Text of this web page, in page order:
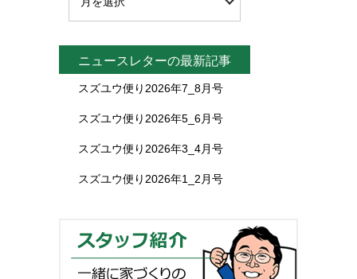
ニュースレターの最新記事
スズユウ便り2026年7_8月号
スズユウ便り2026年5_6月号
スズユウ便り2026年3_4月号
スズユウ便り2026年1_2月号